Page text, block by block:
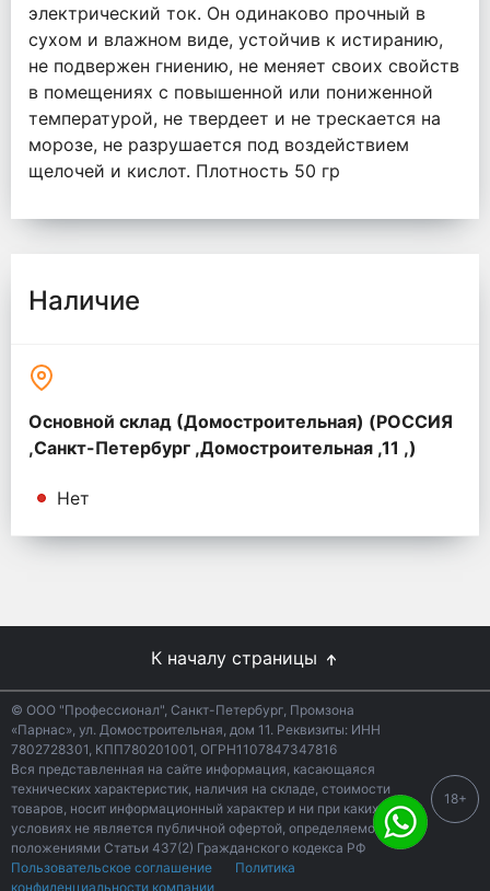
электрический ток. Он одинаково прочный в
сухом и влажном виде, устойчив к истиранию,
не подвержен гниению, не меняет своих свойств
в помещениях с повышенной или пониженной
температурой, не твердеет и не трескается на
морозе, не разрушается под воздействием
щелочей и кислот. Плотность 50 гр
Наличие
Основной склад (Домостроительная) (РОССИЯ
,Санкт-Петербург ,Домостроительная ,11 ,)
Нет
К началу страницы
© ООО "Профессионал", Санкт-Петербург, Промзона
«Парнас», ул. Домостроительная, дом 11. Реквизиты: ИНН
7802728301, КПП780201001, ОГРН1107847347816
Вся представленная на сайте информация, касающаяся
технических характеристик, наличия на складе, стоимости
товаров, носит информационный характер и ни при каких
условиях не является публичной офертой, определяемой
положениями Статьи 437(2) Гражданского кодекса РФ
Пользовательское соглашение
Политика
конфиденциальности компании
18+